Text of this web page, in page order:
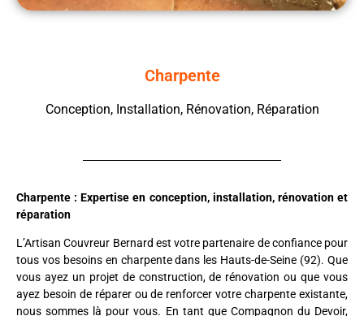
Charpente
Conception, Installation, Rénovation, Réparation
Charpente : Expertise en conception, installation, rénovation et
réparation
L’Artisan Couvreur Bernard est votre partenaire de confiance pour
tous vos besoins en charpente dans les Hauts-de-Seine (92). Que
vous ayez un projet de construction, de rénovation ou que vous
ayez besoin de réparer ou de renforcer votre charpente existante,
nous sommes là pour vous. En tant que Compagnon du Devoir,